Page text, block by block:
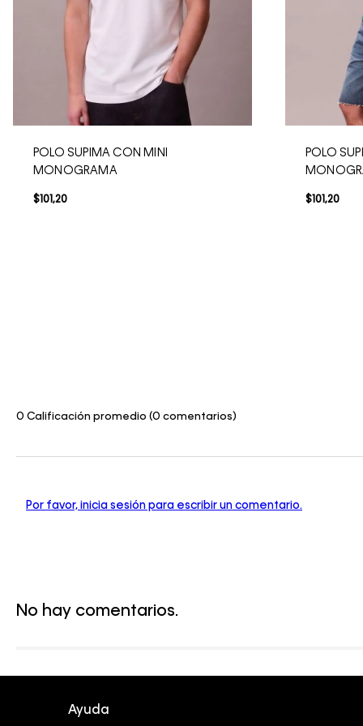
POLO SUPIMA CON MINI
MONOGRAMA
$101,20
POLO
$101,20
0 Calificación promedio (0 comentarios)
Por favor, inicia sesión para escribir un comentario.
No hay comentarios.
Ayuda